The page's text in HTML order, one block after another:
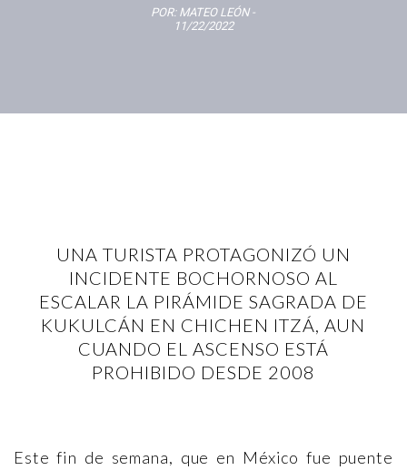
POR: MATEO LEÓN-
11/22/2022
UNA TURISTA PROTAGONIZÓ UN
INCIDENTE BOCHORNOSO AL
ESCALAR LA PIRÁMIDE SAGRADA DE
KUKULCÁN EN CHICHEN ITZÁ, AUN
CUANDO EL ASCENSO ESTÁ
PROHIBIDO DESDE 2008
Este fin de semana, que en México fue puente